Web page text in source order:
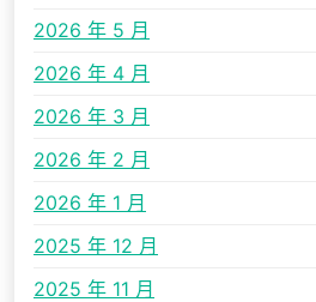
2026 年 5 月
2026 年 4 月
2026 年 3 月
2026 年 2 月
2026 年 1 月
2025 年 12 月
2025 年 11 月